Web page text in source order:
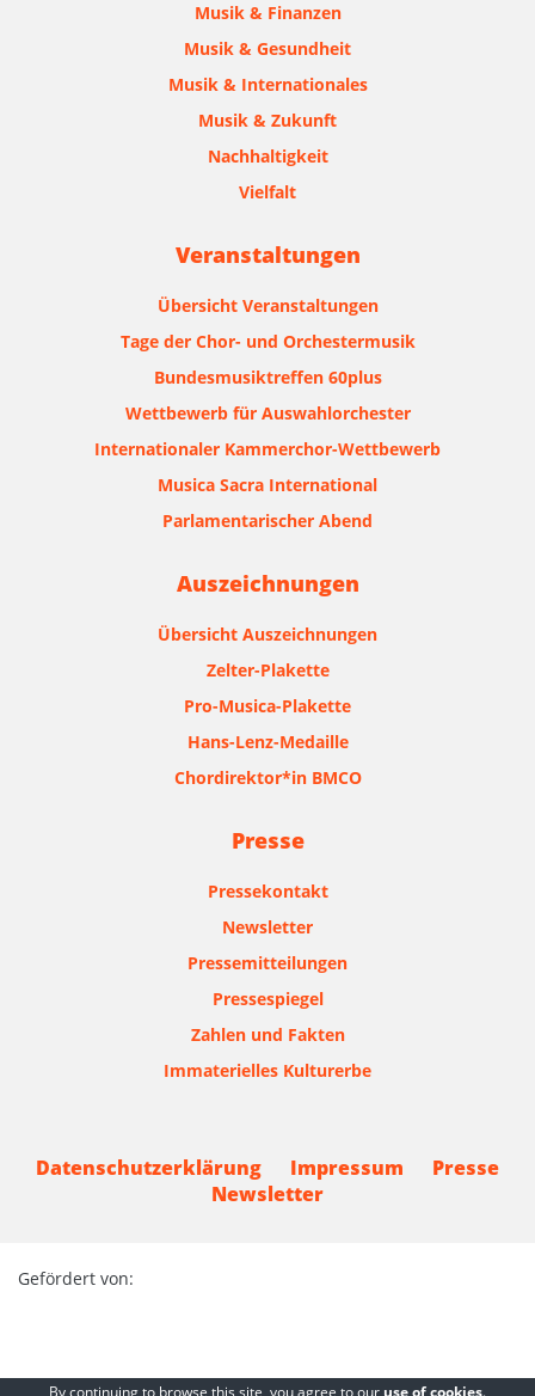
Musik & Finanzen
Musik & Gesundheit
Musik & Internationales
Musik & Zukunft
Nachhaltigkeit
Vielfalt
Veranstaltungen
Übersicht Veranstaltungen
Tage der Chor- und Orchestermusik
Bundesmusiktreffen 60plus
Wettbewerb für Auswahlorchester
Internationaler Kammerchor-Wettbewerb
Musica Sacra International
Parlamentarischer Abend
Auszeichnungen
Übersicht Auszeichnungen
Zelter-Plakette
Pro-Musica-Plakette
Hans-Lenz-Medaille
Chordirektor*in BMCO
Presse
Pressekontakt
Newsletter
Pressemitteilungen
Pressespiegel
Zahlen und Fakten
Immaterielles Kulturerbe
Datenschutzerklärung Impressum
Presse
Newsletter
Gefördert von:
By continuing to browse this site, you agree to our use of cookies.